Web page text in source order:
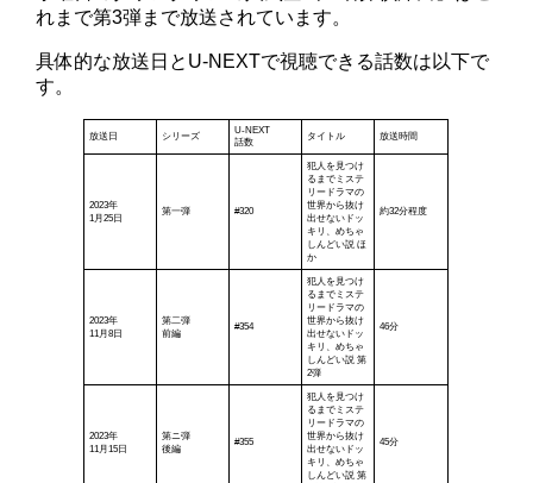
れまで第3弾まで放送されています。
具体的な放送日とU-NEXTで視聴できる話数は以下で
す。
放送日 シリーズ
U-NEXT
話数
タイトル 放送時間
2023年
1月25日
第一弾 #320
犯人を見つけ
るまでミステ
リードラマの
世界から抜け
出せないドッ
キリ、めちゃ
しんどい説 ほ
か
約32分程度
2023年
11月8日
第二弾
前編
#354
犯人を見つけ
るまでミステ
リードラマの
世界から抜け
出せないドッ
キリ、めちゃ
しんどい説 第
2弾
46分
2023年
11月15日
第ニ弾
後編
#355
犯人を見つけ
るまでミステ
リードラマの
世界から抜け
出せないドッ
キリ、めちゃ
しんどい説 第
45分